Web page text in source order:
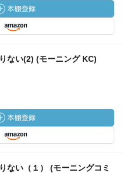
ない(2) (モーニング KC)
ない（１） (モーニングコミ